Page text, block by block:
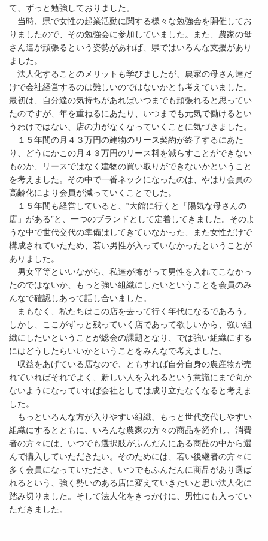
て、ずっと勉強しておりました。
当時、県で女性の起業活動に関する様々な勉強会を開催してお
りましたので、その勉強会に参加していました。また、農家の母
さん達が頑張るという姿勢があれば、県ではいろんな支援があり
ました。
法人化することのメリットも学びましたが、農家の母さん達だ
けで会社経営するのは難しいのではないかとも考えていました。
最初は、自分達の気持ちがあればいつまでも頑張れると思ってい
たのですが、年を重ねるにあたり、いつまでも元気で働けるとい
うわけではない、店の力がなくなっていくことに気づきました。
１５年間の月４３万円の建物のリース契約が終了するにあた
り、どうにかこの月４３万円のリース料を減らすことができない
ものか、リースではなく建物の買い取りができないかということ
を考えました。その中で一番ネックになったのは、やはり会員の
高齢化により会員が減っていくことでした。
１５年間も経営していると、‟大館に行くと「陽気な母さんの
店」がある”と、一つのブランドとして定着してきました。そのよ
うな中で世代交代の準備はしてきていなかった、また女性だけで
構成されていたため、若い男性が入っていなかったということが
ありました。
男女平等といいながら、私達が怖がって男性を入れてこなかっ
たのではないか、もっと強い組織にしたいということを会員のみ
んなで確認しあって話し合いました。
まもなく、私たちはこの店を去って行く年代になるであろう。
しかし、ここがずっと残っていく店であって欲しいから、強い組
織にしたいということが総会の課題となり、では強い組織にする
にはどうしたらいいかということをみんなで考えました。
収益をあげている店なので、ともすれば自分自身の農産物が売
れていればそれでよく、新しい人を入れるという意識にまで向か
ないようになっていれば会社としては成り立たなくなると考えま
した。
もっといろんな方が入りやすい組織、もっと世代交代しやすい
組織にするとともに、いろんな農家の方々の商品を紹介し、消費
者の方々には、いつでも選択肢がふんだんにある商品の中から選
んで購入していただきたい。そのためには、若い後継者の方々に
多く会員になっていただき、いつでもふんだんに商品があり選ば
れるという、強く勢いのある店に変えていきたいと思い法人化に
踏み切りました。そして法人化をきっかけに、男性にも入ってい
ただきました。